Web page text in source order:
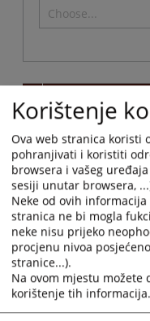
Choose...
Vrhovni sud Republike
Institution name :
Vrhovni
Address:
Aleja svetog Save
Phone:
051 212 801
Fax:
051 226 071
Adresa elektronske pošte:
Web stranica:
https://vsud-
Working hours:
08:00-16:00
Predsjednik:
Daniela
Druga kontakt osoba:
Jelena
Obavijesti o stanju
Korištenje
Ova web stranica koristi
pohranjivati i koristiti
browsera i vašeg
sesiji unutar browsera,
Neke od ovih
stranica ne bi mogla
neke nisu prijeko
procjenu nivoa
stranice...).
Na ovom mjestu
korištenje tih informacija.